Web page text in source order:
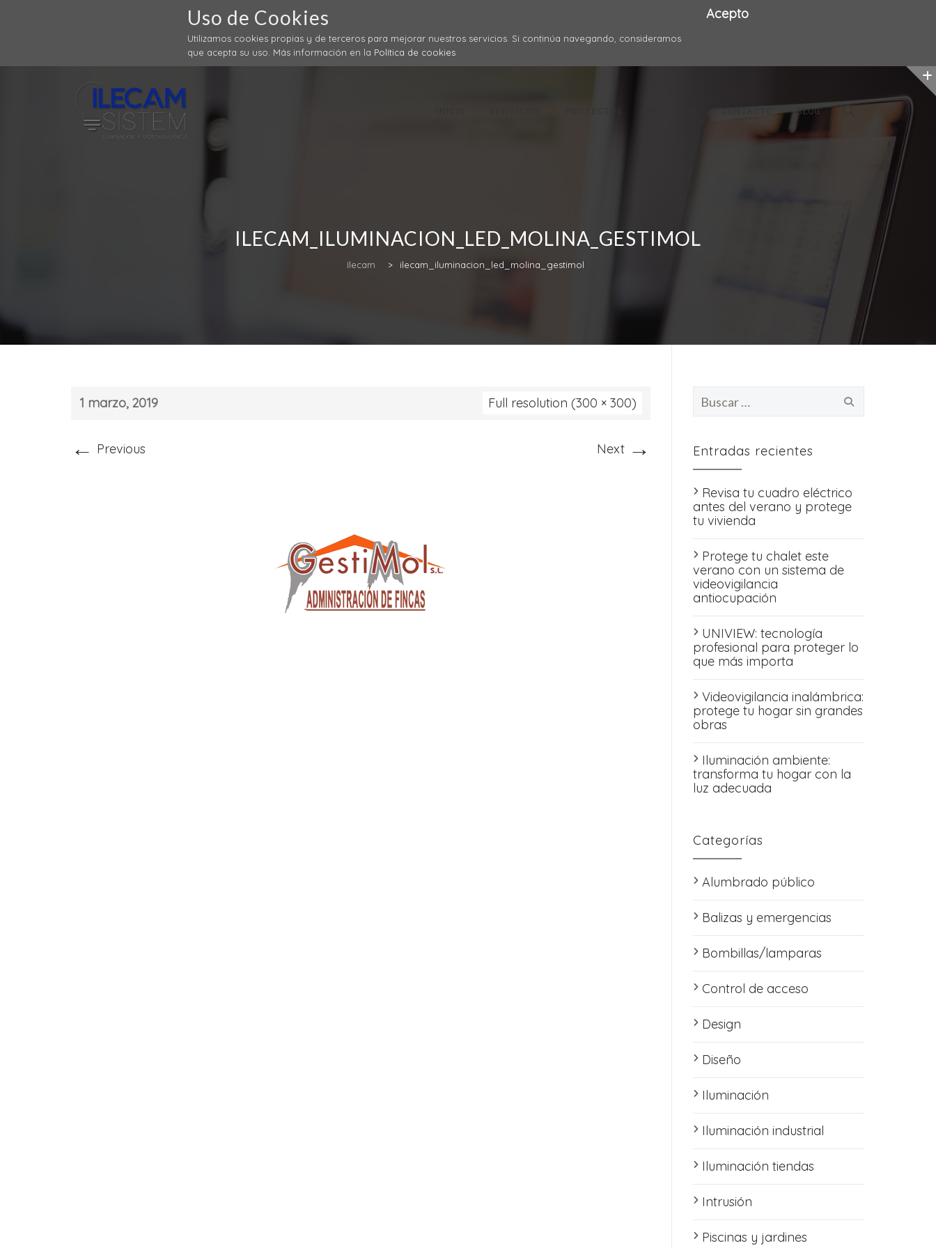
Uso de Cookies
Utilizamos cookies propias y de terceros para mejorar nuestros servicios. Si continúa navegando, consideramos
que acepta su uso. Más información en la Política de cookies
Acepto
BLOG
ILECAM_ILUMINACION_LED_MOLINA_GESTIMOL
Ilecam > ilecam_iluminacion_led_molina_gestimol
1 marzo, 2019 Full resolution (300 × 300)
← Previous Next → Entradas recientes
Revisa tu cuadro eléctrico
antes del verano y protege
tu vivienda
Protege tu chalet este
verano con un sistema de
videovigilancia
antiocupación
UNIVIEW: tecnología
profesional para proteger lo
que más importa
Videovigilancia inalámbrica:
protege tu hogar sin grandes
obras
Iluminación ambiente:
transforma tu hogar con la
luz adecuada
Categorías
Alumbrado público
Balizas y emergencias
Bombillas/lamparas
Control de acceso
Design
Diseño
Iluminación
Iluminación industrial
Iluminación tiendas
Intrusión
Piscinas y jardines
Últimas entradas en nuestro Blog
Revisa tu cuadro eléctrico antes del